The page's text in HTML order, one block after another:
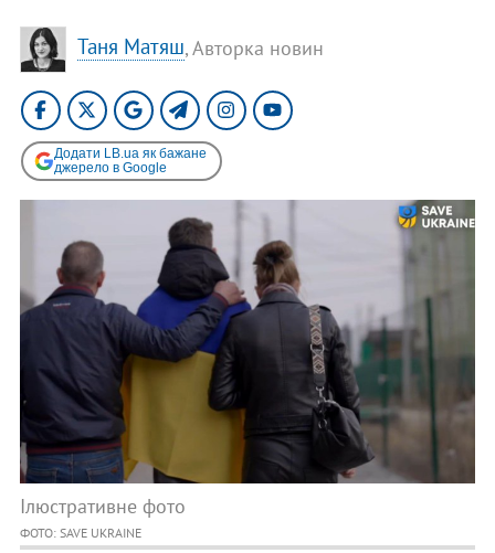
Таня Матяш, Авторка новин
Додати LB.ua як бажане
джерело в Google
Ілюстративне фото
ФОТО: SAVE UKRAINE